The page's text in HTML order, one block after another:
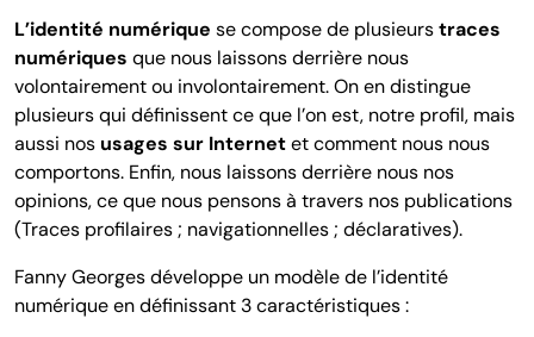
L’identité numérique se compose de plusieurstraces
numériques que nous laissons derrière nous
volontairement ou involontairement. On en distingue
plusieurs qui définissent ce que l’on est, notre profil, mais
aussi nos usages sur Internetet comment nous nous
comportons. Enfin, nous laissons derrière nous nos
opinions, ce que nous pensons à travers nos publications
(Traces profilaires ; navigationnelles ; déclaratives).
Fanny Georges développe un modèle de l’identité
numérique en définissant 3 caractéristiques :